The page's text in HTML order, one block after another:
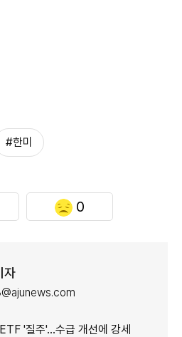
#한미
0
자
'질주'…수급 개선에 강세